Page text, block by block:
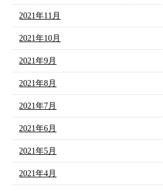
2021年11月
2021年10月
2021年9月
2021年8月
2021年7月
2021年6月
2021年5月
2021年4月